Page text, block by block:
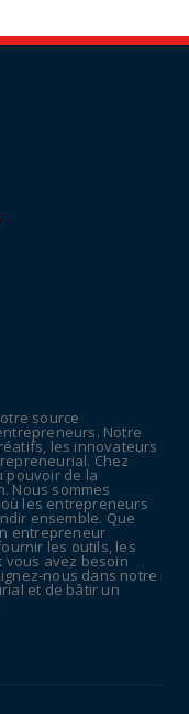
recettes
pour un coup
Sud placés
source
Notre
les innovateurs
Chez
pouvoir de la
Nous sommes
les entrepreneurs
ensemble. Que
entrepreneur
les outils, les
vous avez besoin
nous dans notre
et de bâtir un